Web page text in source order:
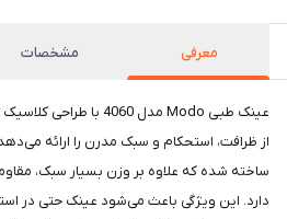
معرفی مشخصات
از ظرافت، استحکام و سبک مدرن را ارائه
ساخته شده که علاوه بر وزن بسیار سبک،
دارد. این ویژگی باعث می‌شود عینک حتی در